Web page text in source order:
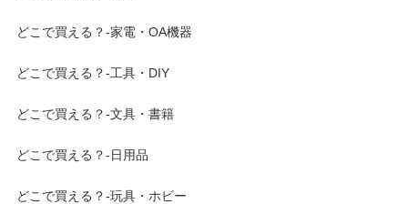
どこで買える？-家電・OA機器
どこで買える？-工具・DIY
どこで買える？-文具・書籍
どこで買える？-日用品
どこで買える？-玩具・ホビー